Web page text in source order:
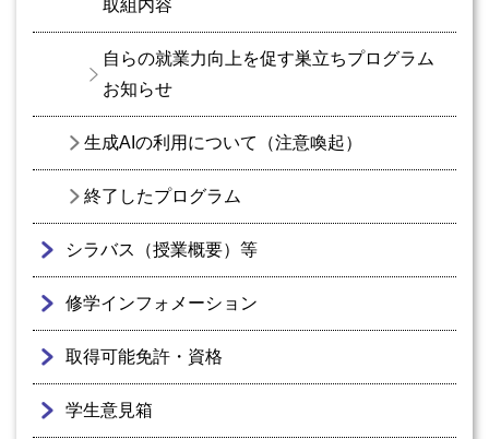
取組内容
自らの就業力向上を促す巣立ちプログラム
お知らせ
生成AIの利用について（注意喚起）
終了したプログラム
シラバス（授業概要）等
修学インフォメーション
取得可能免許・資格
学生意見箱